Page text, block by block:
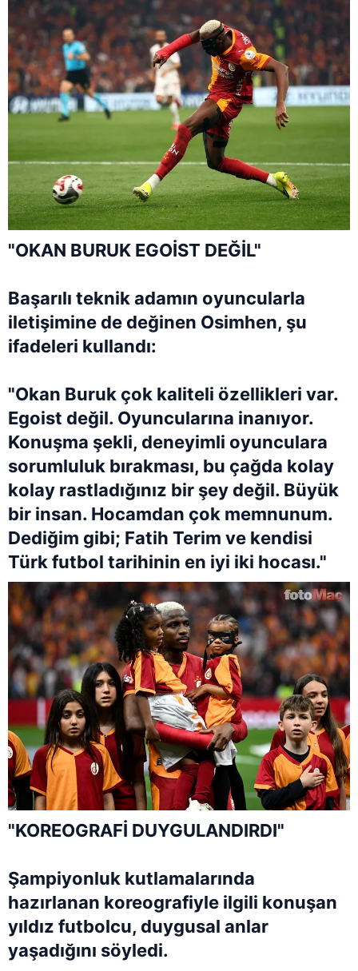
"OKAN BURUK EGOİST DEĞİL"
Başarılı teknik adamın oyuncularla
iletişimine de değinen Osimhen, şu
ifadeleri kullandı:
"Okan Buruk çok kaliteli özellikleri var.
Egoist değil. Oyuncularına inanıyor.
Konuşma şekli, deneyimli oyunculara
sorumluluk bırakması, bu çağda kolay
kolay rastladığınız bir şey değil. Büyük
bir insan. Hocamdan çok memnunum.
Dediğim gibi; Fatih Terim ve kendisi
Türk futbol tarihinin en iyi iki hocası."
"KOREOGRAFİ DUYGULANDIRDI"
Şampiyonluk kutlamalarında
hazırlanan koreografiyle ilgili konuşan
yıldız futbolcu, duygusal anlar
yaşadığını söyledi.